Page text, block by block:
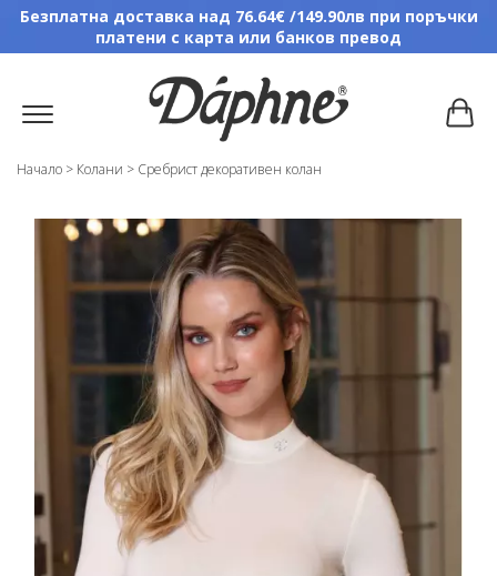
Безплатна доставка над 76.64€ /149.90лв при поръчки
платени с карта или банков превод
Начало > Колани > Сребрист декоративен колан